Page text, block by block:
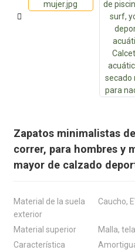
Zapatos minimalistas
correr, para hombres y
mayor de calzado
Material de la suela
exterior
Caucho,
Material superior
Malla,
Característica